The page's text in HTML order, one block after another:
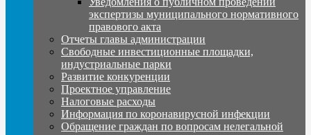
экспертизы муниципального нормативного
правового акта
Отчеты главы администрации
Свободные инвестиционные площадки,
индустриальные парки
Развитие конкуренции
Проектное управление
Налоговые расходы
Информация по коронавирусной инфекции
Обращение граждан по вопросам нелегальной